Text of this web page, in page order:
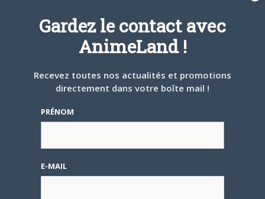
Se souvenir de moi
Créer un
OÙ TROUVER NOS MAGAZINES
Gardez le contact avec
AnimeLand !
Recevez toutes nos actualités et promotions
directement dans votre boîte mail !
PRÉNOM
E-MAIL